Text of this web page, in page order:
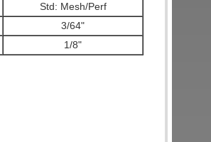
Std: Mesh/Perf
3/64"
1/8"